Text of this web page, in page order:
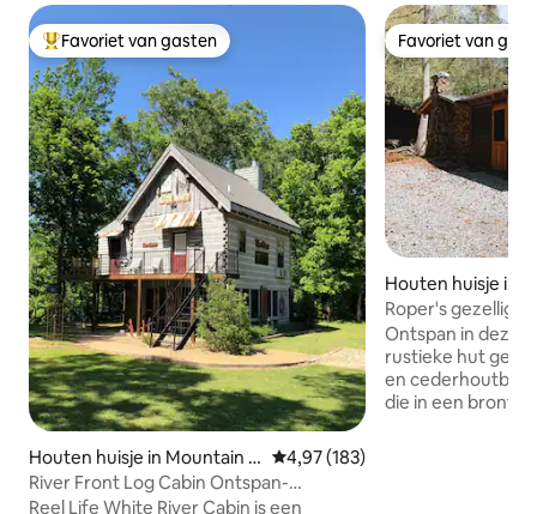
Topfavoriet van gasten
Favoriet van gasten
Houten huisje in Mountain V
iew
Gemiddelde beoordeling van
4,97 (183)
River Front Log Cabin Ontspan-
Vernieuw-Relax -Geniet
Reel Life White River Cabin is een
Favoriet van
Favoriet van
Houten huisje in
Roper's gezellige
Ontspan in deze
rustieke hut
en
die in een